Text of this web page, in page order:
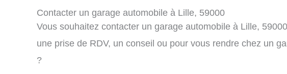
Contacter un garage automobile à Lille, 59000
Vous souhaitez contacter un garage automobile à Lille,
une prise de RDV, un conseil ou pour vous rendre chez un
?